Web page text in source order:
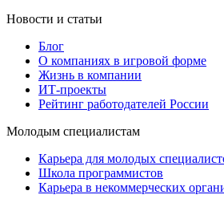
Новости и статьи
Блог
О компаниях в игровой форме
Жизнь в компании
ИТ-проекты
Рейтинг работодателей России
Молодым специалистам
Карьера для молодых
Школа программистов
Карьера в некоммерческих